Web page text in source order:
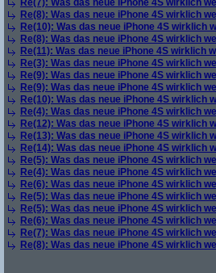
Re(7): Was das neue iPhone 4S wirklich
Re(8): Was das neue iPhone 4S wirklich
Re(10): Was das neue iPhone 4S wirklich
Re(8): Was das neue iPhone 4S wirklich
Re(11): Was das neue iPhone 4S wirklich
Re(3): Was das neue iPhone 4S wirklich
Re(9): Was das neue iPhone 4S wirklich
Re(9): Was das neue iPhone 4S wirklich
Re(10): Was das neue iPhone 4S wirklich
Re(4): Was das neue iPhone 4S wirklich
Re(12): Was das neue iPhone 4S wirklich
Re(13): Was das neue iPhone 4S wirklich
Re(14): Was das neue iPhone 4S wirklich
Re(5): Was das neue iPhone 4S wirklich
Re(4): Was das neue iPhone 4S wirklich
Re(6): Was das neue iPhone 4S wirklich
Re(5): Was das neue iPhone 4S wirklich
Re(5): Was das neue iPhone 4S wirklich
Re(6): Was das neue iPhone 4S wirklich
Re(7): Was das neue iPhone 4S wirklich
Re(8): Was das neue iPhone 4S wirklich